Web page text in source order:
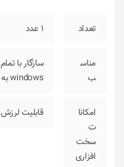
تعداد 1 عدد
مناس
ب
windows به بالا
امکانا
ت
سخت
افزاری
قابلیت لرزش